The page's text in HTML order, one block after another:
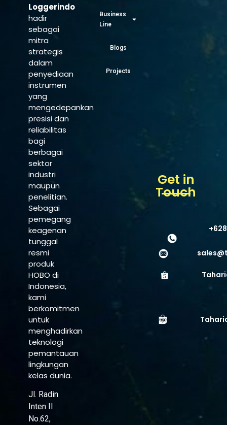
Loggerindo
hadir
sebagai
mitra
strategis
dalam
penyediaan
instrumen
yang
mengedepankan
presisi dan
reliabilitas
bagi
berbagai
sektor
industri
maupun
penelitian.
Sebagai
pemegang
keagenan
tunggal
resmi
produk
HOBO di
Indonesia,
kami
berkomitmen
untuk
menghadirkan
teknologi
pemantauan
lingkungan
kelas dunia.
Jl. Radin
Inten II
No.62,
Business
Line
Blogs
Projects
Get in
Touch